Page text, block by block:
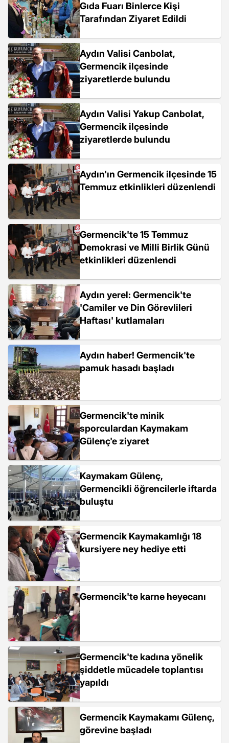
Gıda Fuarı Binlerce Kişi
Tarafından Ziyaret Edildi
Aydın Valisi Canbolat,
Germencik ilçesinde
ziyaretlerde bulundu
Aydın Valisi Yakup Canbolat,
Germencik ilçesinde
ziyaretlerde bulundu
Aydın'ın Germencik ilçesinde 15
Temmuz etkinlikleri düzenlendi
Germencik'te 15 Temmuz
Demokrasi ve Milli Birlik Günü
etkinlikleri düzenlendi
Aydın yerel: Germencik'te
'Camiler ve Din Görevlileri
Haftası' kutlamaları
Aydın haber! Germencik'te
pamuk hasadı başladı
Germencik'te minik
sporculardan Kaymakam
Gülenç'e ziyaret
Kaymakam Gülenç,
Germencikli öğrencilerle iftarda
buluştu
Germencik Kaymakamlığı 18
kursiyere ney hediye etti
Germencik'te karne heyecanı
Germencik'te kadına yönelik
şiddetle mücadele toplantısı
yapıldı
Germencik Kaymakamı Gülenç,
görevine başladı